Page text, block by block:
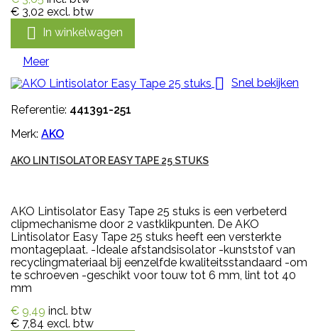
€ 3,02 excl. btw
 In winkelwagen
Meer
 Snel bekijken
Referentie: 441391-251
Merk: AKO
AKO LINTISOLATOR EASY TAPE 25 STUKS
AKO Lintisolator Easy Tape 25 stuks is een verbeterd
clipmechanisme door 2 vastklikpunten. De AKO
Lintisolator Easy Tape 25 stuks heeft een versterkte
montageplaat. -Ideale afstandsisolator -kunststof van
recyclingmateriaal bij eenzelfde kwaliteitsstandaard -om
te schroeven -geschikt voor touw tot 6 mm, lint tot 40
mm
€ 9,49 incl. btw
€ 7,84 excl. btw